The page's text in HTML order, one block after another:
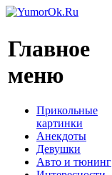
Главное
меню
Прикольные
картинки
Анекдоты
Девушки
Авто и тюнинг